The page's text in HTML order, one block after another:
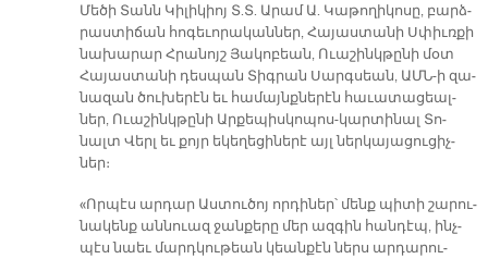
Մե­ծի Տանն Կի­լի­կիոյ Տ.Տ. Ա­րամ Ա. Կա­թո­ղի­կո­սը, բարձ­
րաս­տի­ճան հո­գե­ւո­րա­կան­ներ, Հա­յաս­տա­նի Սփիւռ­քի
նա­խա­րար Հրա­նոյշ Յա­կո­բեան, Ուա­շինկ­թը­նի մօտ
Հա­յաս­տա­նի դես­պան Տիգ­րան Սարգ­սեան, ԱՄՆ-ի զա­
նա­զան ծու­խե­րէն եւ հա­մայնք­նե­րէն հա­ւա­տա­ցեալ­
ներ, Ո­ւա­շինկ­թը­նի Ար­քե­պիս­կո­պոս-կար­տի­նալ Տո­
նալտ Վերլ եւ քոյր ե­կե­ղե­ցի­նե­րէ այլ ներ­կա­յա­ցու­ցիչ­
ներ։
«Որ­պէս ար­դար Աս­տու­ծոյ որ­դի­ներ՝ մենք պի­տի շա­րու­
նա­կենք ան­նուազ ջան­քե­րը մեր ազ­գին հան­դէպ, ինչ­
պէս նաեւ մարդ­կու­թեան կեան­քէն ներս ար­դա­րու­